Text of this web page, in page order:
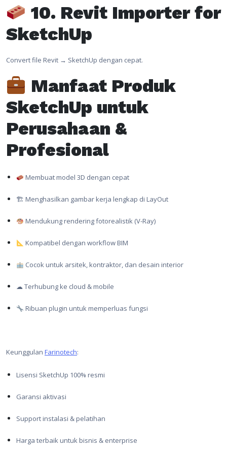
10. Revit Importer for
SketchUp
Convert file Revit → SketchUp dengan cepat.
Manfaat Produk
SketchUp untuk
Perusahaan &
Profesional
Membuat model 3D dengan cepat
🏗 Menghasilkan gambar kerja lengkap di LayOut
Mendukung rendering fotorealistik (V-Ray)
Kompatibel dengan workflow BIM
Cocok untuk arsitek, kontraktor, dan desain interior
☁ Terhubung ke cloud & mobile
Ribuan plugin untuk memperluas fungsi
Keunggulan Farinotech:
Lisensi SketchUp 100% resmi
Garansi aktivasi
Support instalasi & pelatihan
Harga terbaik untuk bisnis & enterprise